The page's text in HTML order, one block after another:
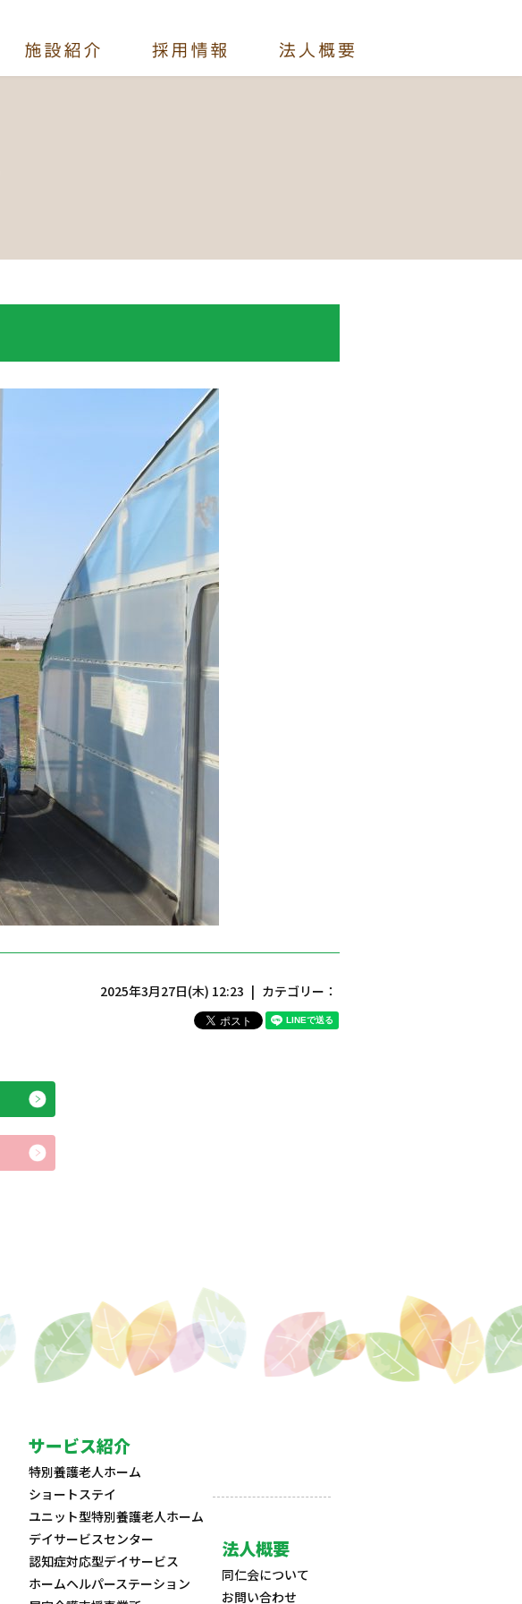
2025年3月27日(木) 12:23 カテゴリー：
サービス紹介
特別養護老人ホーム
ショートステイ
ユニット型特別養護老人ホーム
デイサービスセンター
認知症対応型デイサービス
ホームヘルパーステーション
法人概要
同仁会について
お問い合わせ